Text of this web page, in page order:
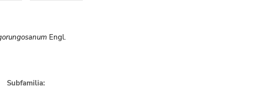
Engl.
Subfamilia: